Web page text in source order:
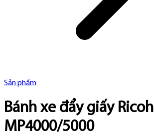
Sản phẩm
Bánh xe đẩy giấy Ricoh
MP4000/5000